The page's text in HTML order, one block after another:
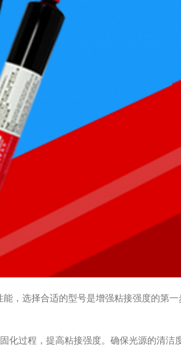
，选择合适的型号是增强粘接强度的第一
化过程，提高粘接强度。确保光源的清洁